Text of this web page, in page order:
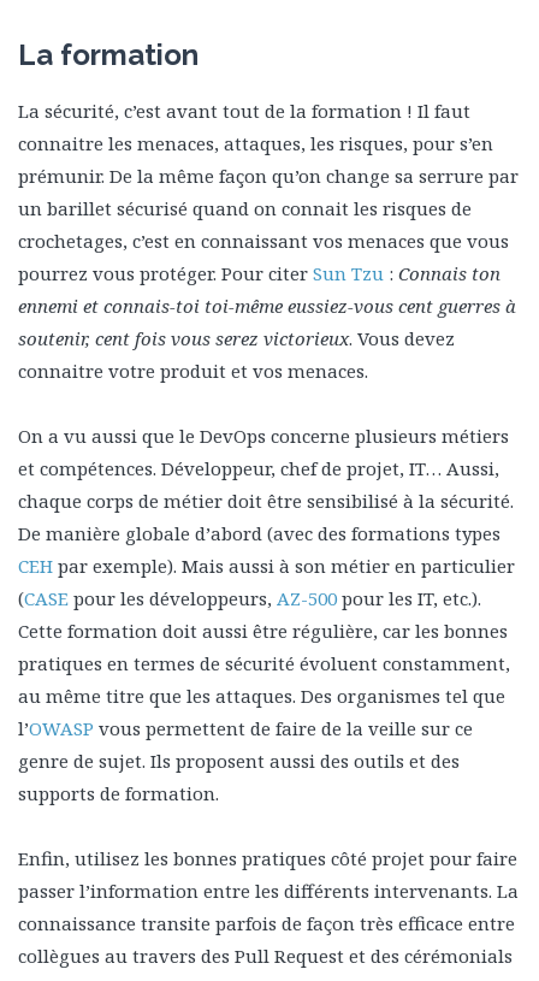
La formation
La sécurité, c’est avant tout de la formation ! Il faut
connaitre les menaces, attaques, les risques, pour s’en
prémunir. De la même façon qu’on change sa serrure par
un barillet sécurisé quand on connait les risques de
crochetages, c’est en connaissant vos menaces que vous
pourrez vous protéger. Pour citer Sun Tzu : Connais ton
ennemi et connais-toi toi-même eussiez-vous cent guerres à
soutenir, cent fois vous serez victorieux. Vous devez
connaitre votre produit et vos menaces.
On a vu aussi que le DevOps concerne plusieurs métiers
et compétences. Développeur, chef de projet, IT… Aussi,
chaque corps de métier doit être sensibilisé à la sécurité.
De manière globale d’abord (avec des formations types
CEH par exemple). Mais aussi à son métier en particulier
(CASE pour les développeurs, AZ-500 pour les IT, etc.).
Cette formation doit aussi être régulière, car les bonnes
pratiques en termes de sécurité évoluent constamment,
au même titre que les attaques. Des organismes tel que
l’OWASP vous permettent de faire de la veille sur ce
genre de sujet. Ils proposent aussi des outils et des
supports de formation.
Enfin, utilisez les bonnes pratiques côté projet pour faire
passer l’information entre les différents intervenants. La
connaissance transite parfois de façon très efficace entre
collègues au travers des Pull Request et des cérémonials